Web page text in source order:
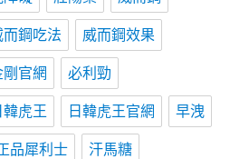
而鋼吃法 威而鋼效果
官網 必利勁
韓虎王 日韓虎王官網 早洩
品犀利士 汗馬糖